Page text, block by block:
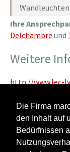
Die Firma
den Inhalt auf
Bedürfnissen
Wandleuchten
Ihre
Delchambre und
Weitere
http://www.lec-